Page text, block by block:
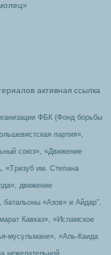
активная ссылка
ФБК (Фонд борьбы
партия»,
союз», «Движение
«Тризуб им. Степана
движение
батальоны «Азов» и Айдар″.
Кавказ», «Исламское
мусульмане», «Аль-Каида